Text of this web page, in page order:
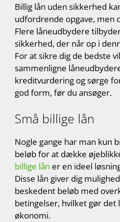
Billig lån uden sikkerhed
udfordrende opgave, men
Flere låneudbydere
sikkerhed, der når op i
For at sikre dig de bedste
sammenligne
kreditvurdering og sørge
god form, før du ansøger.
Små billige lån
Nogle gange har man kun
beløb for at dække
billige lån er en ideel
Disse lån giver dig
beskedent beløb med
betingelser, hvilket gør
økonomi.